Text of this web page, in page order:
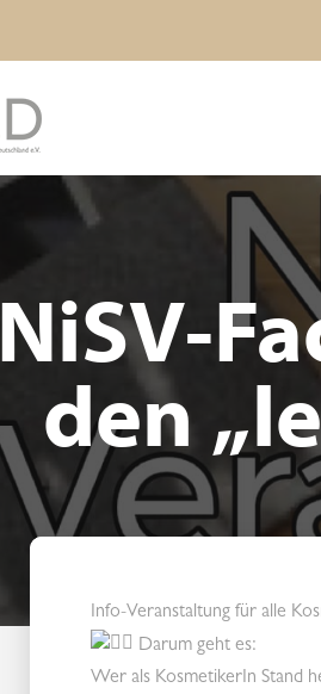
NiSV-
den
Info-Veranstaltung für alle
Darum geht es:
Wer als KosmetikerIn Stand